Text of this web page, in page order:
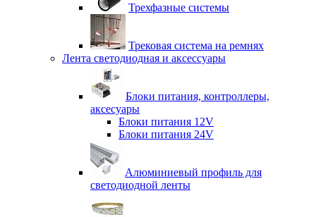
Трехфазные системы
Трековая система на ремнях
Лента светодиодная и аксессуары
Блоки питания, контроллеры,
аксесуары
Блоки питания 12V
Блоки питания 24V
Алюминиевый профиль для
светодиодной ленты